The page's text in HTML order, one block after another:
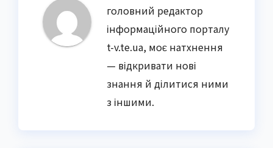
головний редактор
інформаційного порталу
t-v.te.ua, моє натхнення
— відкривати нові
знання й ділитися ними
з іншими.